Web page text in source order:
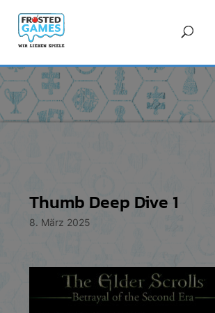
Thumb Deep Dive 1
8. März 2025